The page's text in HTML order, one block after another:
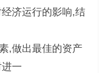
济运行的影响,结
,做出最佳的资产
一